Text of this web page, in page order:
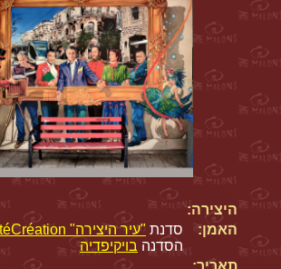
היצירה:
האמן:
סדנת "עיר היצירה" CitéCréation
הסדנה בויקיפדיה
תאריך: